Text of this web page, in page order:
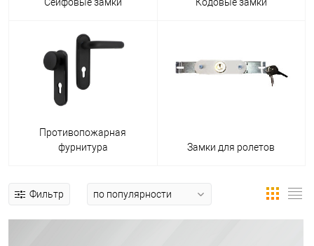
Противопожарная
фурнитура
Замки для ролетов
Фильтр